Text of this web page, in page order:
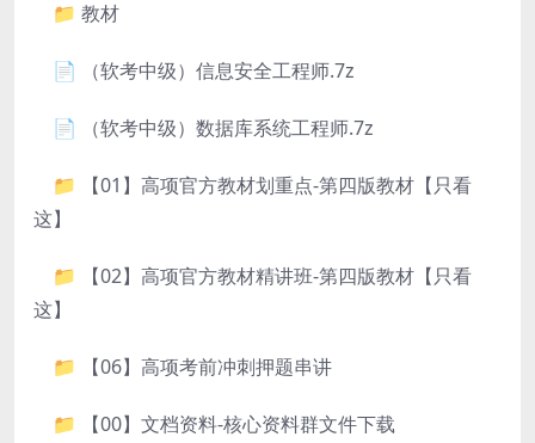
📁 教材
📄 （软考中级）信息安全工程师.7z
📄 （软考中级）数据库系统工程师.7z
📁 【01】高项官方教材划重点-第四版教材【只看
这】
📁 【02】高项官方教材精讲班-第四版教材【只看
这】
📁 【06】高项考前冲刺押题串讲
📁 【00】文档资料-核心资料群文件下载